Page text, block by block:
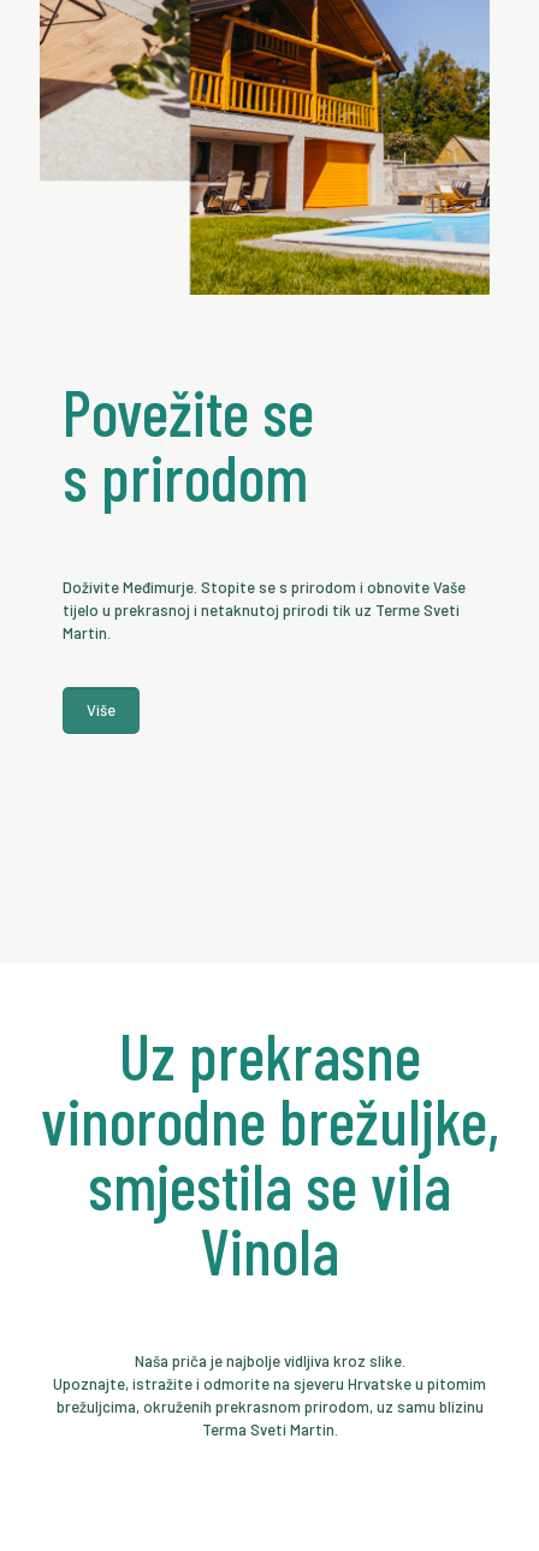
Povežite se
s prirodom
Doživite Međimurje. Stopite se s prirodom i obnovite Vaše
tijelo u prekrasnoj i netaknutoj prirodi tik uz Terme Sveti
Martin.
Više
Uz prekrasne
vinorodne brežuljke,
smjestila se vila
Vinola
Naša priča je najbolje vidljiva kroz slike.
Upoznajte, istražite i odmorite na sjeveru Hrvatske u pitomim
brežuljcima, okruženih prekrasnom prirodom, uz samu blizinu
Terma Sveti Martin.